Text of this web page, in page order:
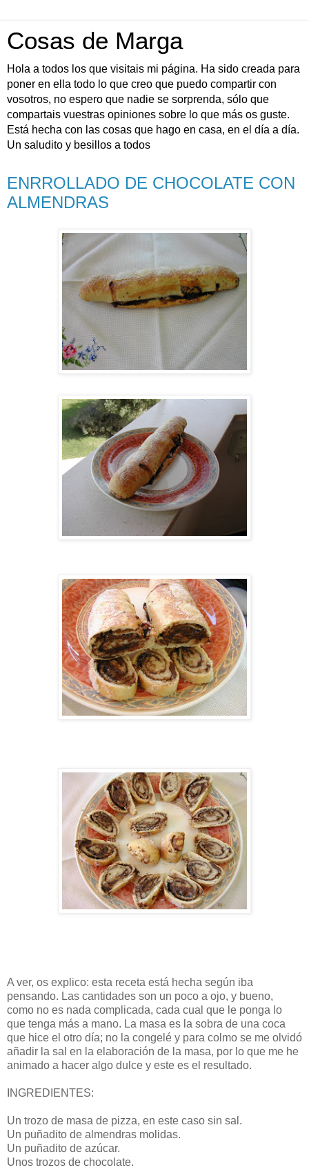
Cosas de Marga
Hola a todos los que visitais mi página. Ha sido creada para
poner en ella todo lo que creo que puedo compartir con
vosotros, no espero que nadie se sorprenda, sólo que
compartais vuestras opiniones sobre lo que más os guste.
Está hecha con las cosas que hago en casa, en el día a día.
Un saludito y besillos a todos
ENRROLLADO DE CHOCOLATE CON
ALMENDRAS
A ver, os explico: esta receta está hecha según iba
pensando. Las cantidades son un poco a ojo, y bueno,
como no es nada complicada, cada cual que le ponga lo
que tenga más a mano. La masa es la sobra de una coca
que hice el otro día; no la congelé y para colmo se me olvidó
añadir la sal en la elaboración de la masa, por lo que me he
animado a hacer algo dulce y este es el resultado.
INGREDIENTES:
Un trozo de masa de pizza, en este caso sin sal.
Un puñadito de almendras molidas.
Un puñadito de azúcar.
Unos trozos de chocolate.